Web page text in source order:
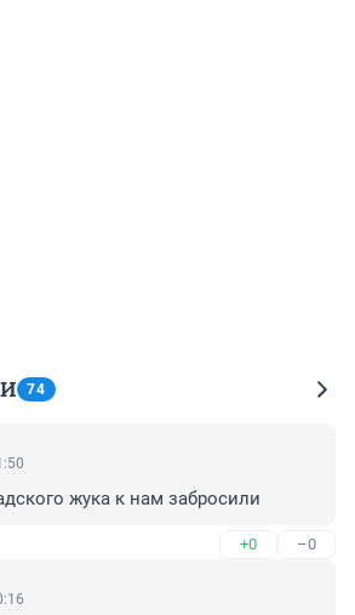
74
жука к нам забросили
+0 –0